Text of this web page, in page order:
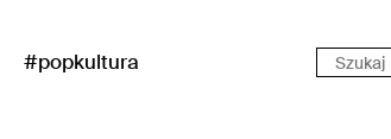
#popkultura